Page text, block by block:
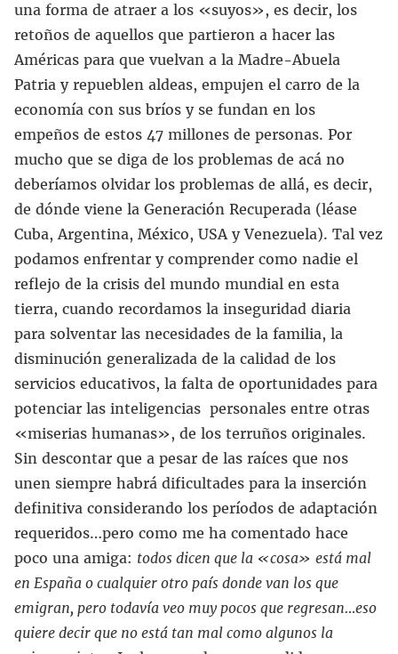
una forma de atraer a los «suyos», es decir, los
retoños de aquellos que partieron a hacer las
Américas para que vuelvan a la Madre-Abuela
Patria y repueblen aldeas, empujen el carro de la
economía con sus bríos y se fundan en los
empeños de estos 47 millones de personas. Por
mucho que se diga de los problemas de acá no
deberíamos olvidar los problemas de allá, es decir,
de dónde viene la Generación Recuperada (léase
Cuba, Argentina, México, USA y Venezuela). Tal vez
podamos enfrentar y comprender como nadie el
reflejo de la crisis del mundo mundial en esta
tierra, cuando recordamos la inseguridad diaria
para solventar las necesidades de la familia, la
disminución generalizada de la calidad de los
servicios educativos, la falta de oportunidades para
potenciar las inteligencias personales entre otras
«miserias humanas», de los terruños originales.
Sin descontar que a pesar de las raíces que nos
unen siempre habrá dificultades para la inserción
definitiva considerando los períodos de adaptación
requeridos…pero como me ha comentado hace
poco una amiga: todos dicen que la «cosa» está mal
en España o cualquier otro país donde van los que
emigran, pero todavía veo muy pocos que regresan…eso
quiere decir que no está tan mal como algunos la